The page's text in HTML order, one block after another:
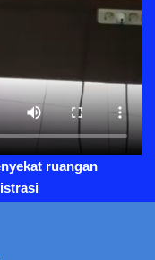
ruangan